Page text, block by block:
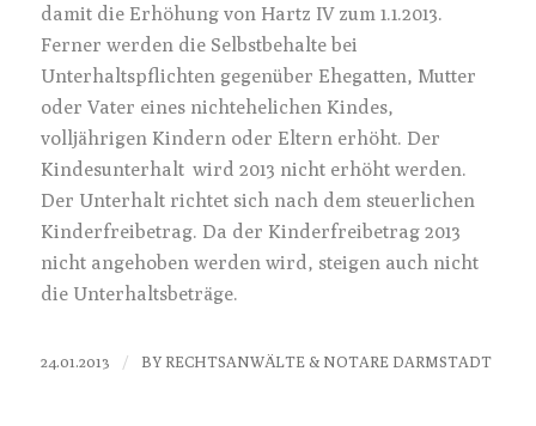
damit die Erhöhung von Hartz IV zum 1.1.2013.
Ferner werden die Selbstbehalte bei
Unterhaltspflichten gegenüber Ehegatten, Mutter
oder Vater eines nichtehelichen Kindes,
volljährigen Kindern oder Eltern erhöht. Der
Kindesunterhalt wird 2013 nicht erhöht werden.
Der Unterhalt richtet sich nach dem steuerlichen
Kinderfreibetrag. Da der Kinderfreibetrag 2013
nicht angehoben werden wird, steigen auch nicht
die Unterhaltsbeträge.
24.01.2013 / BY RECHTSANWÄLTE & NOTARE DARMSTADT